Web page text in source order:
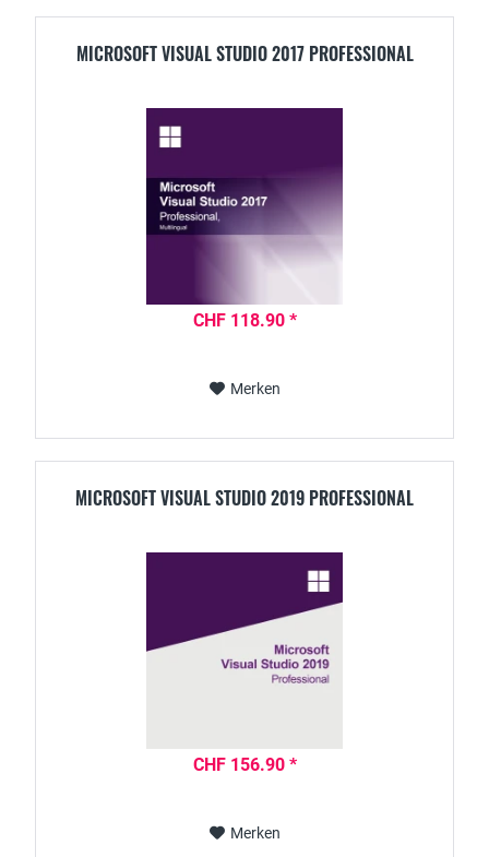
MICROSOFT VISUAL STUDIO 2017 PROFESSIONAL
CHF 118.90 *
Merken
MICROSOFT VISUAL STUDIO 2019 PROFESSIONAL
CHF 156.90 *
Merken